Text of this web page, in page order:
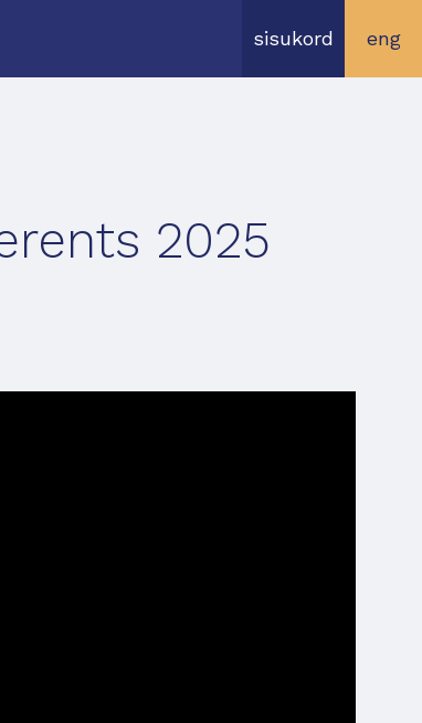
sisukord eng
2025